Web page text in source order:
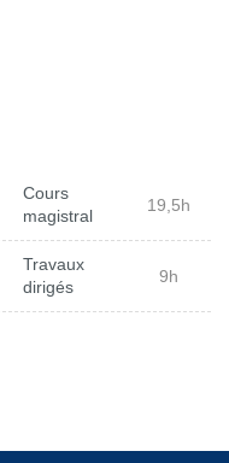
Cours
magistral
19,5h
Travaux
dirigés
9h